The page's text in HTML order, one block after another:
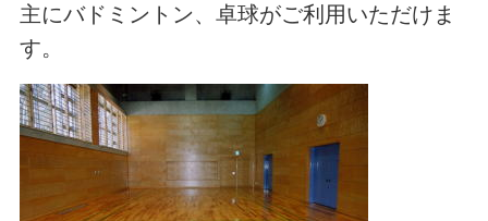
主にバドミントン、卓球がご利用いただけま
す。